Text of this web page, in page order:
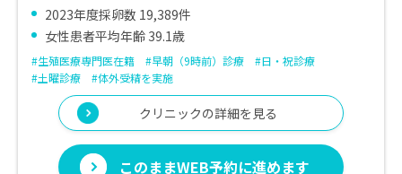
2023年度採卵数 19,389件
女性患者平均年齢 39.1歳
#生殖医療専門医在籍 #早朝（9時前）診療
#日・祝診療
#土曜診療
#体外受精を実施
クリニックの詳細を見る
このままWEB予約に進めます